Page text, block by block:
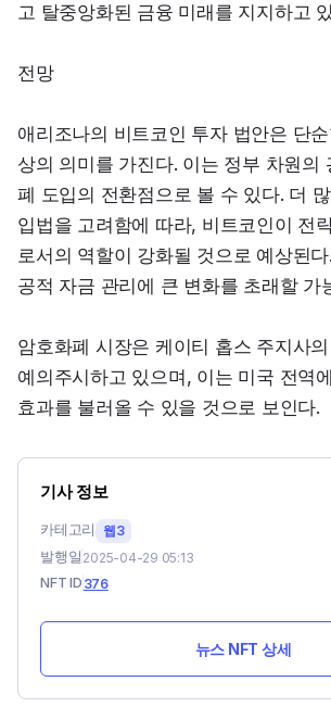
고 탈중앙화된 금융 미래를 지지하고
전망
애리조나의 비트코인 투자 법안은 단
상의 의미를 가진다. 이는 정부 차원의
폐 도입의 전환점으로 볼 수 있다. 더
입법을 고려함에 따라, 비트코인이 전
로서의 역할이 강화될 것으로 예상된
공적 자금 관리에 큰 변화를 초래할 가
암호화폐 시장은 케이티 홉스 주지사
예의주시하고 있으며, 이는 미국 전역
효과를 불러올 수 있을 것으로 보인다.
기사 정보
카테고리 웹3
발행일 2025-04-29 05:13
NFT ID 376
뉴스 NFT 상세